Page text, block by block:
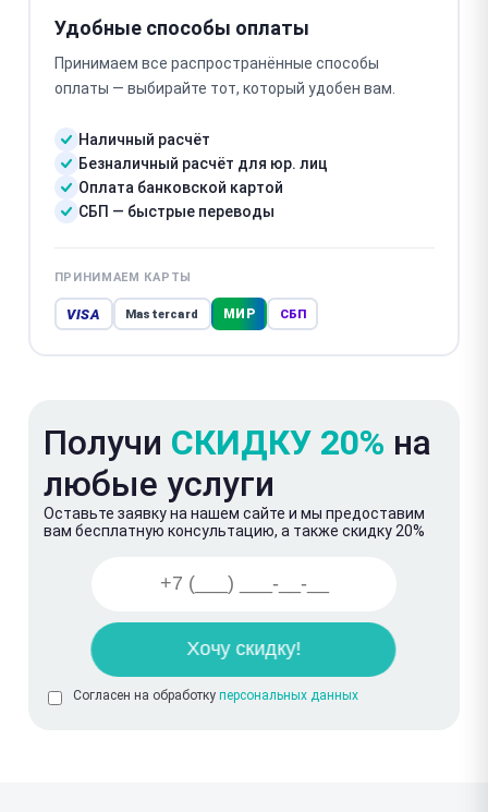
Удобные способы оплаты
Принимаем все распространённые способы
оплаты — выбирайте тот, который удобен вам.
Наличный расчёт
Безналичный расчёт для юр. лиц
Оплата банковской картой
СБП — быстрые переводы
ПРИНИМАЕМ КАРТЫ
VISA Mastercard МИР СБП
Получи СКИДКУ 20% на
любые услуги
Оставьте заявку на нашем сайте и мы предоставим
вам бесплатную консультацию, а также скидку 20%
Согласен на обработку персональных данных